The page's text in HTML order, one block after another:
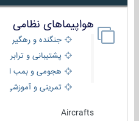
هواپیماهای نظامی
جنگنده و رهگیر
پشتیبانی و ترابری
هجومی و بمب افکن
تمرینی و آموزشی
Aircrafts